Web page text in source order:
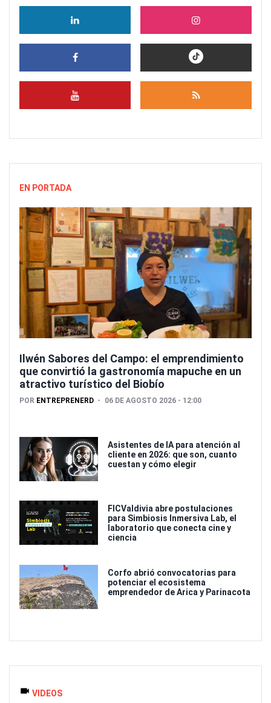
EN PORTADA
Ilwén Sabores del Campo: el emprendimiento
que convirtió la gastronomía mapuche en un
atractivo turístico del Biobío
POR ENTREPRENERD 06 DE AGOSTO 2026 - 12:00
Asistentes de IA para atención al
cliente en 2026: que son, cuanto
cuestan y cómo elegir
FICValdivia abre postulaciones
para Simbiosis Inmersiva Lab, el
laboratorio que conecta cine y
ciencia
Corfo abrió convocatorias para
potenciar el ecosistema
emprendedor de Arica y Parinacota
VIDEOS